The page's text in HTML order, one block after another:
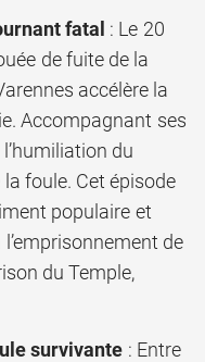
fatal : Le 20
de fuite de la
accélère la
Accompagnant ses
du
foule. Cet épisode
populaire et
de
du Temple,
survivante : Entre